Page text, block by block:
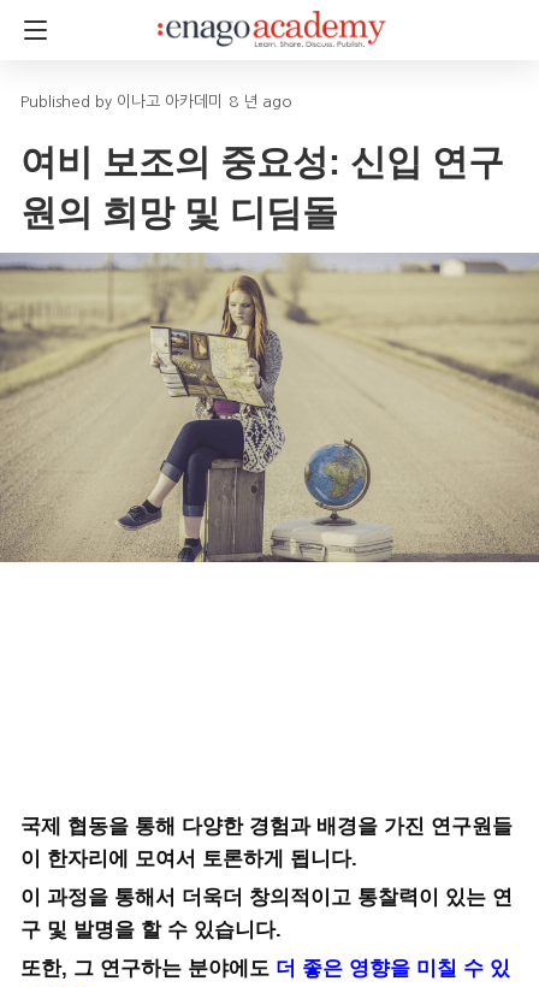
이나고 아카데미 8 년 ago
여비 보조의 중요성: 신입 연구
원의 희망 및 디딤돌
국제 협동을 통해 다양한 경험과 배경을 가진 연구원들
이 한자리에 모여서 토론하게 됩니다.
이 과정을 통해서 더욱더 창의적이고 통찰력이 있는 연
구 및 발명을 할 수 있습니다.
또한, 그 연구하는 분야에도 더 좋은 영향을 미칠 수 있